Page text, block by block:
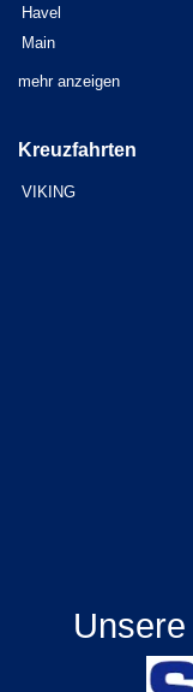
Havel
Main
mehr anzeigen
Kreuzfahrten
VIKING